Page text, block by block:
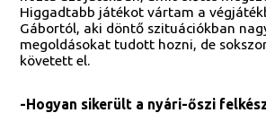
Higgadtabb játékot vártam a
Gábortól, aki döntő szituációkban
megoldásokat tudott hozni, de
követett el.
-Hogyan sikerült a nyári-őszi